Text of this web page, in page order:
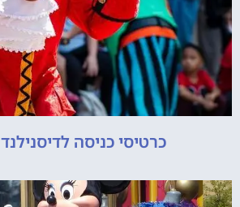
כרטיסי כניסה לדיסנילנד 3 ימים